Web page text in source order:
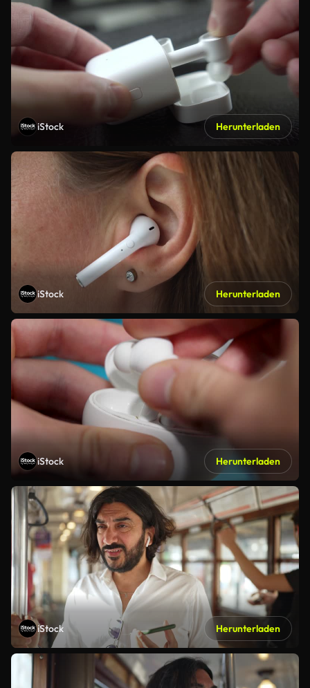
iStock Herunterladen
iStock Herunterladen
iStock Herunterladen
iStock Herunterladen